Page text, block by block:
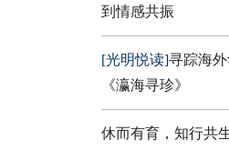
到情感共振
[光明悦读]寻踪海
《瀛海寻珍》
休而有育，知行共